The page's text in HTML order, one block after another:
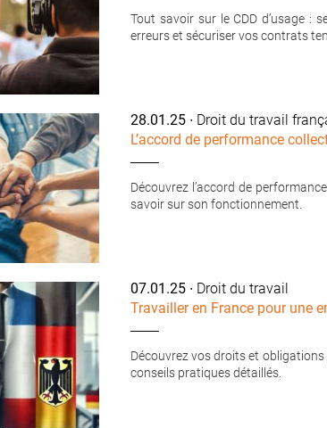
Tout savoir sur le CDD d’usage :
erreurs et sécuriser vos contrats
28.01.25 ∙ Droit du travail
L’accord de performance
Découvrez l’accord de
savoir sur son fonctionnement.
07.01.25 ∙ Droit du travail
Travailler en France pour une
Découvrez vos droits et
conseils pratiques détaillés.